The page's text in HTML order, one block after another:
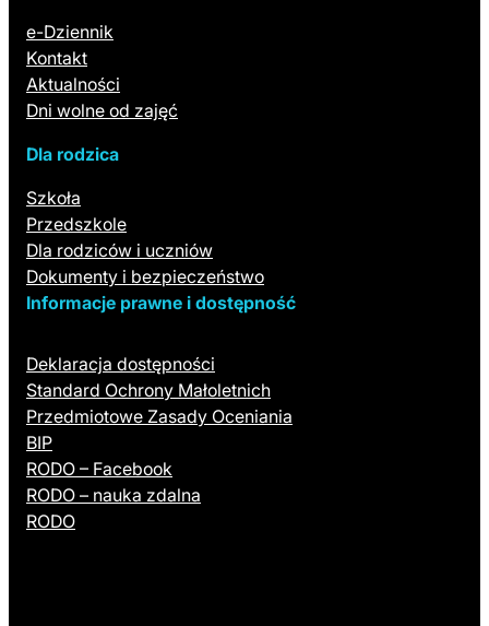
e-Dziennik
Kontakt
Aktualności
Dni wolne od zajęć
Dla rodzica
Szkoła
Przedszkole
Dla rodziców i uczniów
Dokumenty i bezpieczeństwo
Informacje prawne i dostępność
Deklaracja dostępności
Standard Ochrony Małoletnich
Przedmiotowe Zasady Oceniania
BIP
RODO – Facebook
RODO – nauka zdalna
RODO